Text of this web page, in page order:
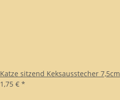
Katze sitzend Keksausstecher 7,5cm
1,75 € *